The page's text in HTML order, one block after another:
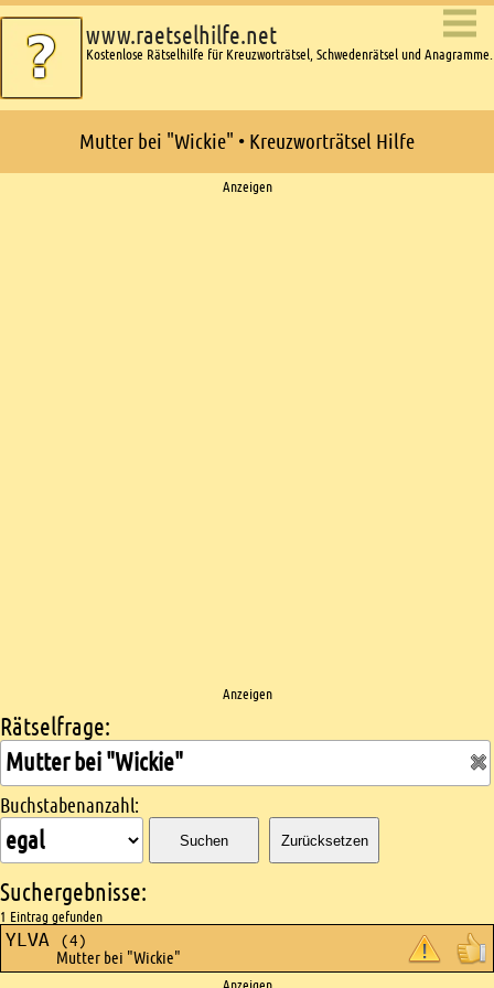
www.raetselhilfe.net
Kostenlose Rätselhilfe für Kreuzworträtsel, Schwedenrätsel und Anagramme.
Mutter bei "Wickie" • Kreuzworträtsel Hilfe
Anzeigen
Anzeigen
Kreuzworträtsel suchen
Rätselfrage:
Buchstabenanzahl:
Suchen Zurücksetzen
Suchergebnisse:
1 Eintrag gefunden
YLVA (4)
Mutter bei "Wickie"